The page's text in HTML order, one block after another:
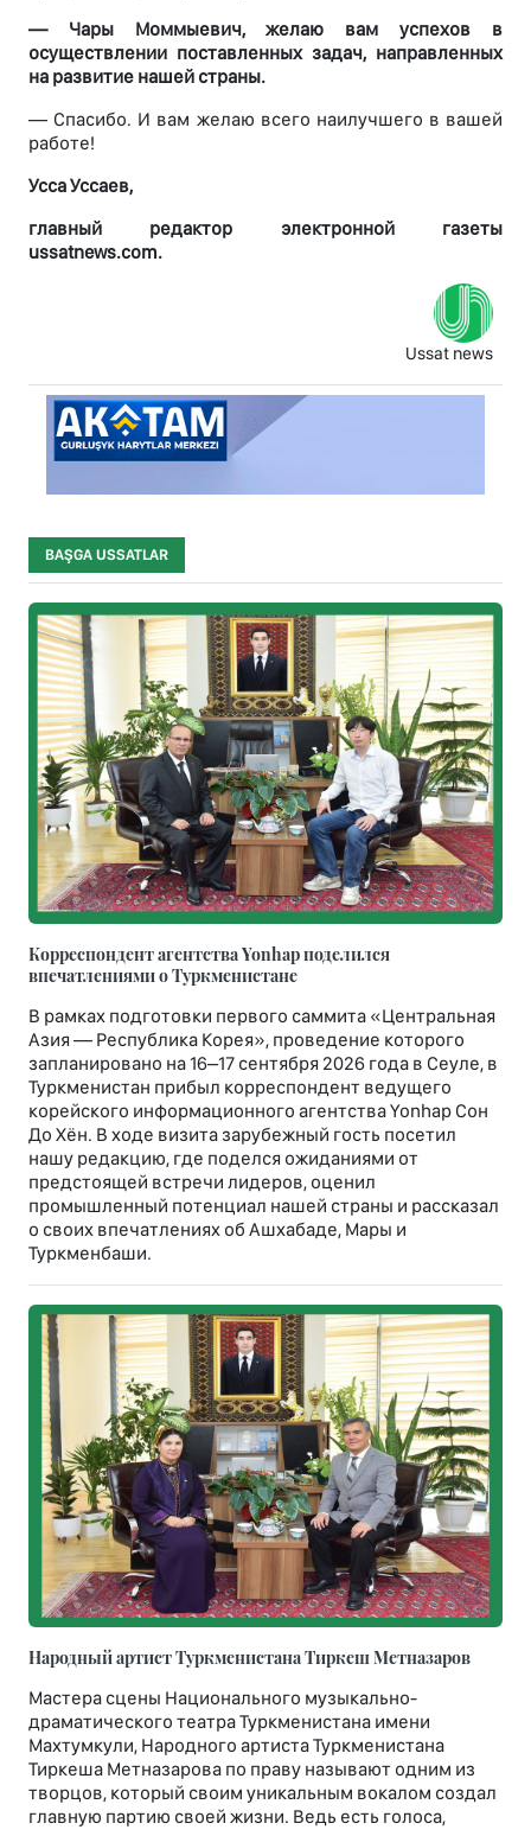
— Чары Моммыевич, желаю вам успехов в
осуществлении поставленных задач, направленных
на развитие нашей страны.
— Спасибо. И вам желаю всего наилучшего в вашей
работе!
Усса Уссаев,
главный редактор электронной газеты
ussatnews.com.
Ussat news
BAŞGA USSATLAR
Корреспондент агентства Yonhap поделился
впечатлениями о Туркменистане
В рамках подготовки первого саммита «Центральная
Азия — Республика Корея», проведение которого
запланировано на 16–17 сентября 2026 года в Сеуле, в
Туркменистан прибыл корреспондент ведущего
корейского информационного агентства Yonhap Сон
До Хён. В ходе визита зарубежный гость посетил
нашу редакцию, где поделся ожиданиями от
предстоящей встречи лидеров, оценил
промышленный потенциал нашей страны и рассказал
о своих впечатлениях об Ашхабаде, Мары и
Туркменбаши.
Народный артист Туркменистана Тиркеш Мeтназаров
Мастера сцены Национального музыкально-
драматического театра Туркменистана имени
Махтумкули, Народного артиста Туркменистана
Тиркеша Метназарова по праву называют одним из
творцов, который своим уникальным вокалом создал
главную партию своей жизни. Ведь есть голоса,